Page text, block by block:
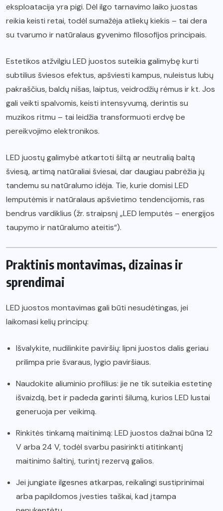
eksploatacija yra pigi. Dėl ilgo tarnavimo laiko juostas
reikia keisti retai, todėl sumažėja atliekų kiekis – tai dera
su tvarumo ir natūralaus gyvenimo filosofijos principais.
Estetikos atžvilgiu LED juostos suteikia galimybę kurti
subtilius šviesos efektus, apšviesti kampus, nuleistus lubų
pakraščius, baldų nišas, laiptus, veidrodžių rėmus ir kt. Jos
gali veikti spalvomis, keisti intensyvumą, derintis su
muzikos ritmu – tai leidžia transformuoti erdvę be
pereikvojimo elektronikos.
LED juostų galimybė atkartoti šiltą ar neutralią baltą
šviesą, artimą natūraliai šviesai, dar daugiau pabrėžia jų
tandemu su natūralumo idėja. Tie, kurie domisi LED
lemputėmis ir natūralaus apšvietimo tendencijomis, ras
bendrus vardiklius (žr. straipsnį „LED lemputės – energijos
taupymo ir natūralumo ateitis“).
Praktinis montavimas, dizainas ir
sprendimai
LED juostos montavimas gali būti nesudėtingas, jei
laikomasi kelių principų:
Išvalykite, nudilinkite paviršių: lipni juostos dalis geriau
prilimpa prie švaraus, lygio paviršiaus.
Naudokite aliuminio profilius: jie ne tik suteikia estetinę
išvaizdą, bet ir padeda garinti šilumą, kurios LED lustai
generuoja per veikimą.
Rinkitės tinkamą maitinimą: LED juostos dažnai būna 12
V arba 24 V, todėl svarbu pasirinkti atitinkantį
maitinimo šaltinį, turintį rezervą galios.
Jei jungiate ilgesnes atkarpas, reikalingi sustiprinimai
arba papildomos įvesties taškai, kad įtampa